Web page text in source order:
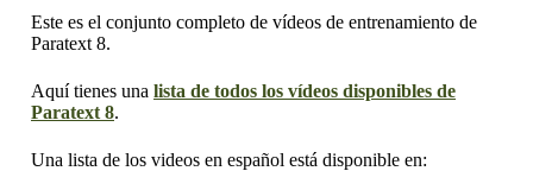
Este es el conjunto completo de vídeos de entrenamiento de
Paratext 8.
Aquí tienes una lista de todos los vídeos disponibles de
Paratext 8.
Una lista de los videos en español está disponible en: